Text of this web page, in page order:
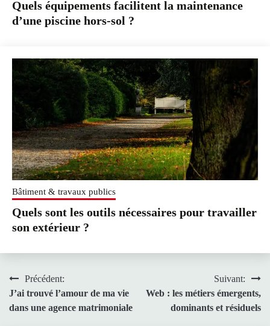
Quels équipements facilitent la maintenance
d’une piscine hors-sol ?
Bâtiment & travaux publics
Quels sont les outils nécessaires pour travailler
son extérieur ?
Navigation
de
Précédent:
J’ai trouvé l’amour de ma vie
dans une agence matrimoniale
Suivant:
Web : les métiers émergents,
dominants et résiduels